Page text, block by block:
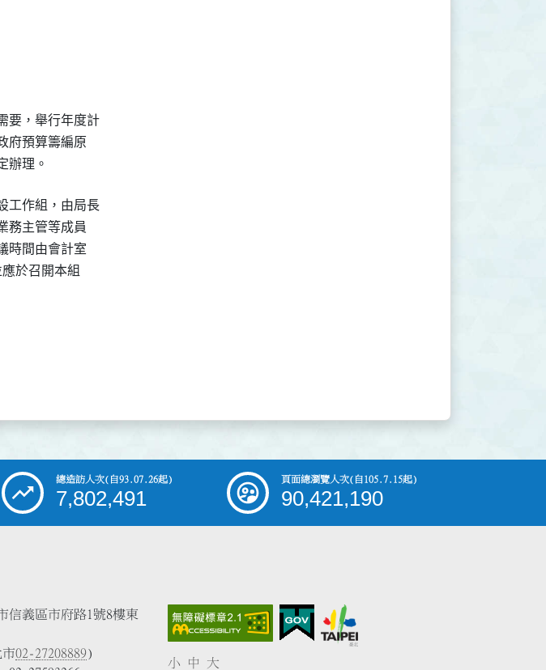
要，舉行年度計
府預算籌編原
辦理。
工作組，由局長
務主管等成員
時間由會計室
應於召開本組
總造訪人次(自93.07.26起)
7,802,491
頁面總瀏覽人次(自105.7.15起)
90,421,190
信義區市府路1號8樓東
02-27208889)
小 中 大